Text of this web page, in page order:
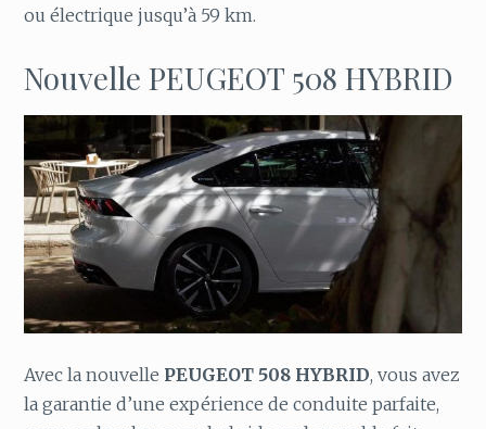
ou électrique jusqu’à 59 km.
Nouvelle PEUGEOT 508 HYBRID
Avec la nouvelle PEUGEOT 508 HYBRID, vous avez
la garantie d’une expérience de conduite parfaite,